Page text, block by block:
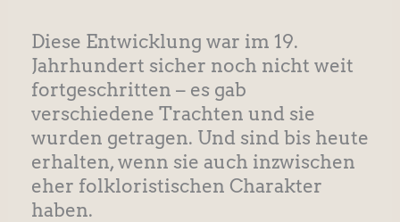
Diese Entwicklung war im 19.
Jahrhundert sicher noch nicht weit
fortgeschritten – es gab
verschiedene Trachten und sie
wurden getragen. Und sind bis heute
erhalten, wenn sie auch inzwischen
eher folkloristischen Charakter
haben.